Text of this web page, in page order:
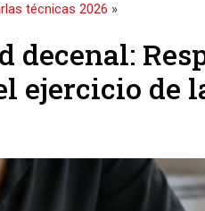
técnicas 2026 »
decenal:
ejercicio de